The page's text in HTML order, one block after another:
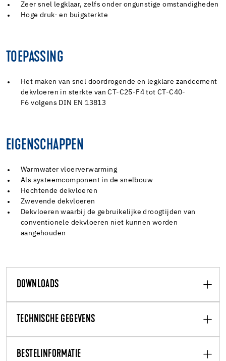
Zeer snel legklaar, zelfs onder ongunstige omstandigheden
Hoge druk- en buigsterkte
TOEPASSING
Het maken van snel doordrogende en legklare zandcement
dekvloeren in sterkte van CT-C25-F4 tot CT-C40-
F6 volgens DIN EN 13813
EIGENSCHAPPEN
Warmwater vloerverwarming
Als systeemcomponent in de snelbouw
Hechtende dekvloeren
Zwevende dekvloeren
Dekvloeren waarbij de gebruikelijke droogtijden van
conventionele dekvloeren niet kunnen worden
aangehouden
DOWNLOADS
TECHNISCHE GEGEVENS
BESTELINFORMATIE